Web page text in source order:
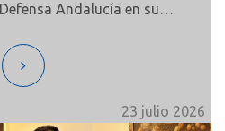
23 julio 2026
Andalucía en su
de esta
la Embajada de España
2026.